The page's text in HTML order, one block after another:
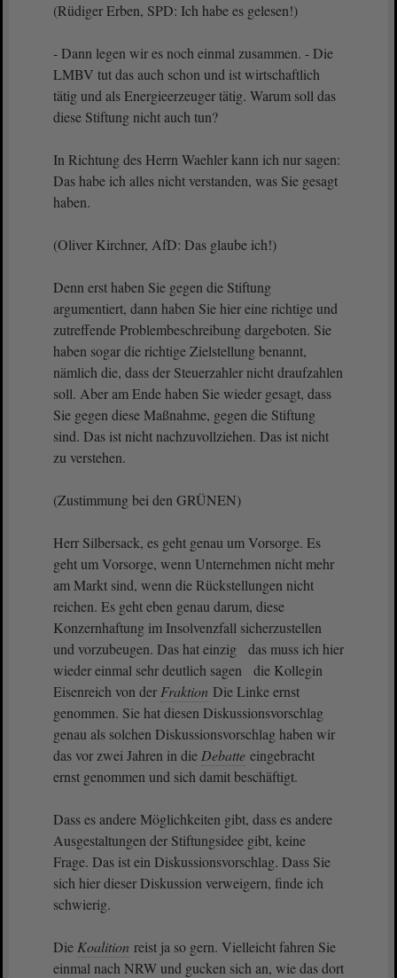
(Rüdiger Erben, SPD: Ich habe es gelesen!)
- Dann legen wir es noch einmal zusammen. - Die
LMBV tut das auch schon und ist wirtschaftlich
tätig und als Energieerzeuger tätig. Warum soll das
diese Stiftung nicht auch tun?
In Richtung des Herrn Waehler kann ich nur sagen:
Das habe ich alles nicht verstanden, was Sie gesagt
haben.
(Oliver Kirchner, AfD: Das glaube ich!)
Denn erst haben Sie gegen die Stiftung
argumentiert, dann haben Sie hier eine richtige und
zutreffende Problembeschreibung dargeboten. Sie
haben sogar die richtige Zielstellung benannt,
nämlich die, dass der Steuerzahler nicht draufzahlen
soll. Aber am Ende haben Sie wieder gesagt, dass
Sie gegen diese Maßnahme, gegen die Stiftung
sind. Das ist nicht nachzuvollziehen. Das ist nicht
zu verstehen.
(Zustimmung bei den GRÜNEN)
Herr Silbersack, es geht genau um Vorsorge. Es
geht um Vorsorge, wenn Unternehmen nicht mehr
am Markt sind, wenn die Rückstellungen nicht
reichen. Es geht eben genau darum, diese
Konzernhaftung im Insolvenzfall sicherzustellen
und vorzubeugen. Das hat einzig das muss ich hier
wieder einmal sehr deutlich sagen die Kollegin
Eisenreich von der Fraktion Die Linke ernst
genommen. Sie hat diesen Diskussionsvorschlag
genau als solchen Diskussionsvorschlag haben wir
das vor zwei Jahren in die Debatte eingebracht
ernst genommen und sich damit beschäftigt.
Dass es andere Möglichkeiten gibt, dass es andere
Ausgestaltungen der Stiftungsidee gibt, keine
Frage. Das ist ein Diskussionsvorschlag. Dass Sie
sich hier dieser Diskussion verweigern, finde ich
schwierig.
Die Koalition reist ja so gern. Vielleicht fahren Sie
einmal nach NRW und gucken sich an, wie das dort